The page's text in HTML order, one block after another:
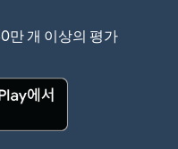
만 개 이상의 평가